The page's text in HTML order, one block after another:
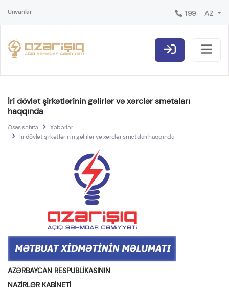
Ünvanlar 199 AZ
İri dövlət şirkətlərinin gəlirlər və xərclər smetaları
haqqında
Əsas səhifə
Xəbərlər
İri dövlət şirkətlərinin gəlirlər və xərclər smetaları haqqında
AZƏRBAYCAN RESPUBLİKASININ
NAZİRLƏR KABİNETİ